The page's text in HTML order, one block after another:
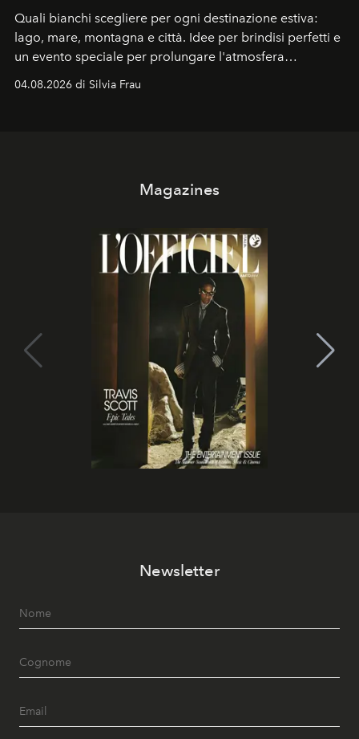
Quali bianchi scegliere per ogni destinazione estiva:
lago, mare, montagna e città. Idee per brindisi perfetti e
un evento speciale per prolungare l'atmosfera
04.08.2026 di Silvia Frau
Magazines
Newsletter